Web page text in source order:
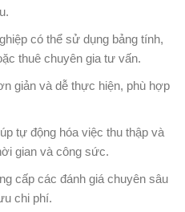
có thể sử dụng bảng tính,
thuê chuyên gia tư vấn.
giản và dễ thực hiện, phù hợp
tự động hóa việc thu thập và
gian và công sức.
cấp các đánh giá chuyên sâu
chi phí.